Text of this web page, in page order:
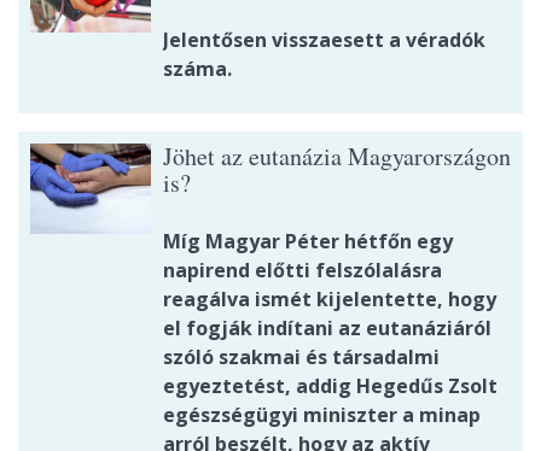
Jelentősen visszaesett a véradók
száma.
Jöhet az eutanázia Magyarországon
is?
Míg Magyar Péter hétfőn egy
napirend előtti felszólalásra
reagálva ismét kijelentette, hogy
el fogják indítani az eutanáziáról
szóló szakmai és társadalmi
egyeztetést, addig Hegedűs Zsolt
egészségügyi miniszter a minap
arról beszélt, hogy az aktív